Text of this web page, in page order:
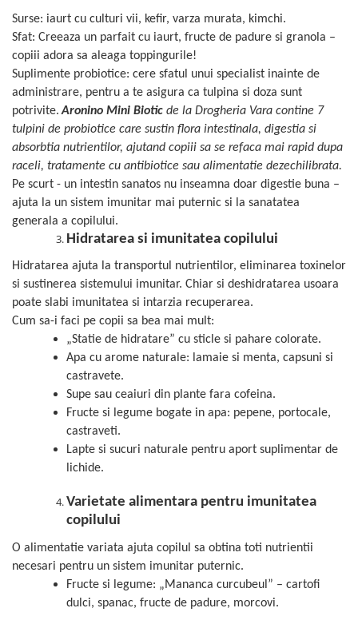
Produse Apicole
Cacao
Surse: iaurt cu culturi vii, kefir, varza murata, kimchi.
Sfat: Creeaza un parfait cu iaurt, fructe de padure si granola –
copiii adora sa aleaga toppingurile!
Suplimente probiotice: cere sfatul unui specialist inainte de
administrare, pentru a te asigura ca tulpina si doza sunt
potrivite. Aronino Mini Biotic de la Drogheria Vara contine 7
tulpini de probiotice care sustin flora intestinala, digestia si
absorbtia nutrientilor, ajutand copiii sa se refaca mai rapid dupa
raceli, tratamente cu antibiotice sau alimentatie dezechilibrata.
Pe scurt - un intestin sanatos nu inseamna doar digestie buna –
ajuta la un sistem imunitar mai puternic si la sanatatea
generala a copilului.
Hidratarea si imunitatea copilului
Hidratarea ajuta la transportul nutrientilor, eliminarea toxinelor
si sustinerea sistemului imunitar. Chiar si deshidratarea usoara
poate slabi imunitatea si intarzia recuperarea.
Cum sa-i faci pe copii sa bea mai mult:
„Statie de hidratare” cu sticle si pahare colorate.
Apa cu arome naturale: lamaie si menta, capsuni si
castravete.
Supe sau ceaiuri din plante fara cofeina.
Fructe si legume bogate in apa: pepene, portocale,
castraveti.
Lapte si sucuri naturale pentru aport suplimentar de
lichide.
Varietate alimentara pentru imunitatea
copilului
O alimentatie variata ajuta copilul sa obtina toti nutrientii
necesari pentru un sistem imunitar puternic.
Fructe si legume: „Mananca curcubeul” – cartofi
dulci, spanac, fructe de padure, morcovi.